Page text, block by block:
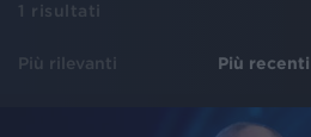
1 risultati
Più rilevanti Più recenti